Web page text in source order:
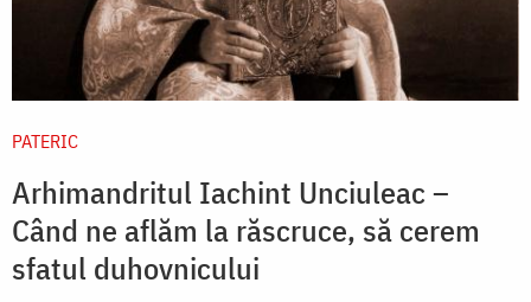
PATERIC
Arhimandritul Iachint Unciuleac –
Când ne aflăm la răscruce, să cerem
sfatul duhovnicului